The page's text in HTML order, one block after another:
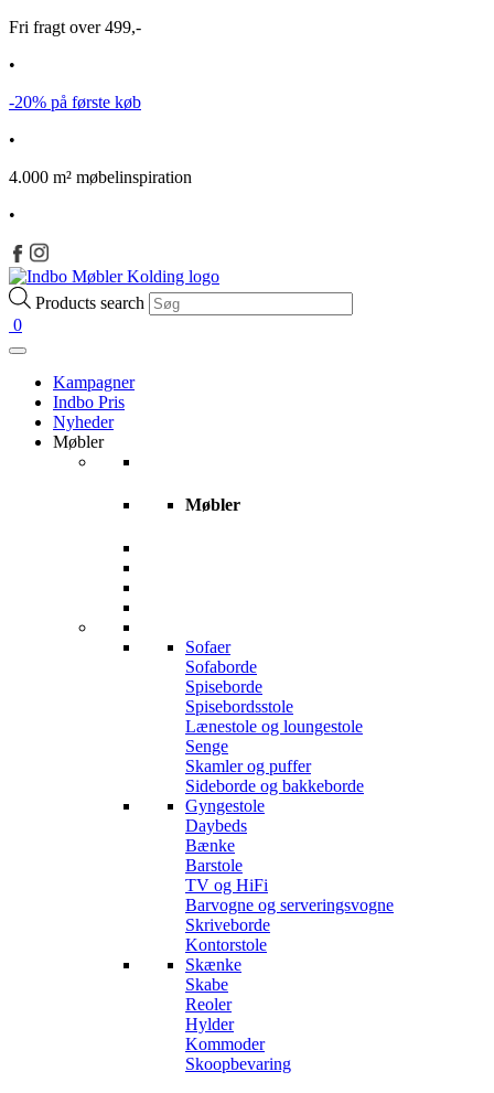
Fri fragt over 499,-
•
-20% på første køb
•
4.000 m² møbelinspiration
•
Products search
0
Kampagner
Indbo Pris
Nyheder
Møbler
Møbler
Sofaer
Sofaborde
Spiseborde
Spisebordsstole
Lænestole og loungestole
Senge
Skamler og puffer
Sideborde og bakkeborde
Gyngestole
Daybeds
Bænke
Barstole
TV og HiFi
Barvogne og serveringsvogne
Skriveborde
Kontorstole
Skænke
Skabe
Reoler
Hylder
Kommoder
Skoopbevaring